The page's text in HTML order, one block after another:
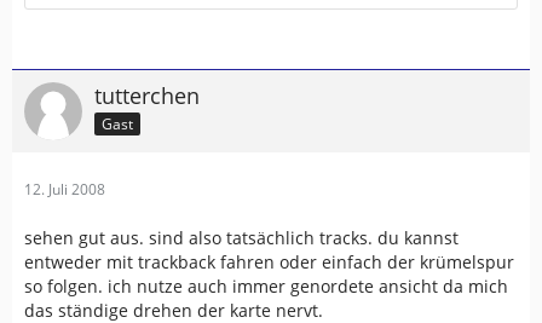
tutterchen
Gast
12. Juli 2008
sehen gut aus. sind also tatsächlich tracks. du kannst
entweder mit trackback fahren oder einfach der krümelspur
so folgen. ich nutze auch immer genordete ansicht da mich
das ständige drehen der karte nervt.